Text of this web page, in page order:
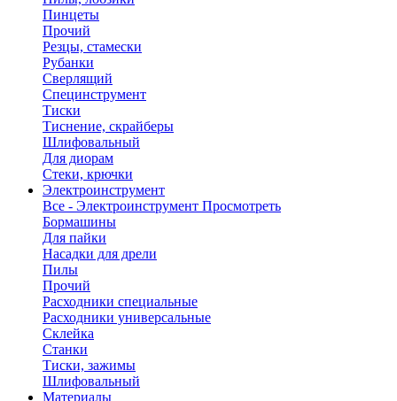
Пинцеты
Прочий
Резцы, стамески
Рубанки
Сверлящий
Специнструмент
Тиски
Тиснение, скрайберы
Шлифовальный
Для диорам
Стеки, крючки
Электроинструмент
Все - Электроинструмент Просмотреть
Бормашины
Для пайки
Насадки для дрели
Пилы
Прочий
Расходники специальные
Расходники универсальные
Склейка
Станки
Тиски, зажимы
Шлифовальный
Материалы